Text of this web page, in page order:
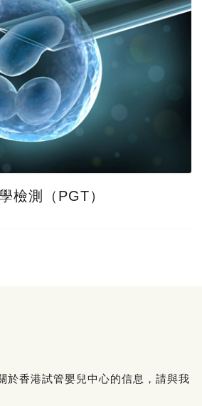
檢測（PGT）
於香港試管嬰兒中心的信息，請與我